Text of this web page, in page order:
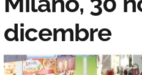
dicembre